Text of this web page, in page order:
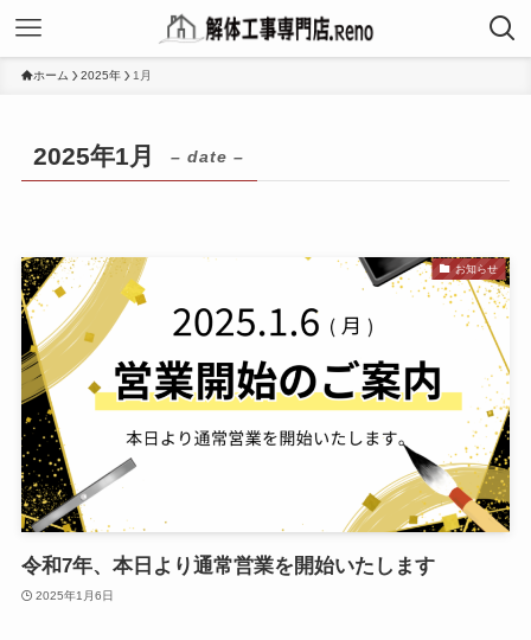
ホーム 2025年 1月
2025年1月 – date –
お知らせ
令和7年、本日より通常営業を開始いたします
2025年1月6日